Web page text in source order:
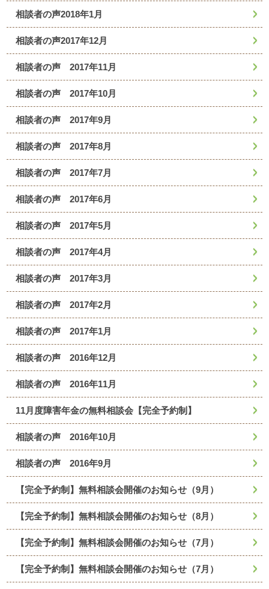
相談者の声2018年1月
相談者の声2017年12月
相談者の声 2017年11月
相談者の声 2017年10月
相談者の声 2017年9月
相談者の声 2017年8月
相談者の声 2017年7月
相談者の声 2017年6月
相談者の声 2017年5月
相談者の声 2017年4月
相談者の声 2017年3月
相談者の声 2017年2月
相談者の声 2017年1月
相談者の声 2016年12月
相談者の声 2016年11月
11月度障害年金の無料相談会【完全予約制】
相談者の声 2016年10月
相談者の声 2016年9月
【完全予約制】無料相談会開催のお知らせ（9月）
【完全予約制】無料相談会開催のお知らせ（8月）
【完全予約制】無料相談会開催のお知らせ（7月）
【完全予約制】無料相談会開催のお知らせ（7月）